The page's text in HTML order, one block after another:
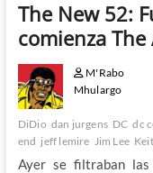
The New 52:
comienza
M'Rabo
Mhulargo
DiDio dan jurgens DC dc
end jeff lemire Jim Lee
Ayer se filtraban las